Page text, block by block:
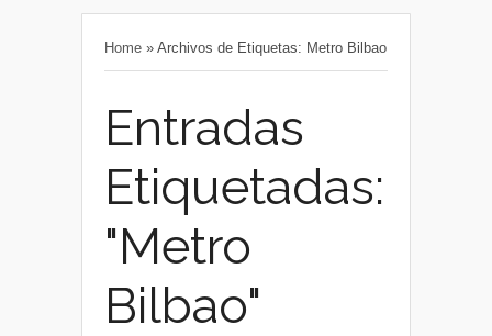
Home » Archivos de Etiquetas: Metro Bilbao
Entradas
Etiquetadas:
"Metro
Bilbao"